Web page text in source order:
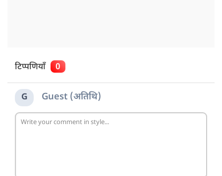
टिप्पणियाँ 0
G Guest (अतिथि)